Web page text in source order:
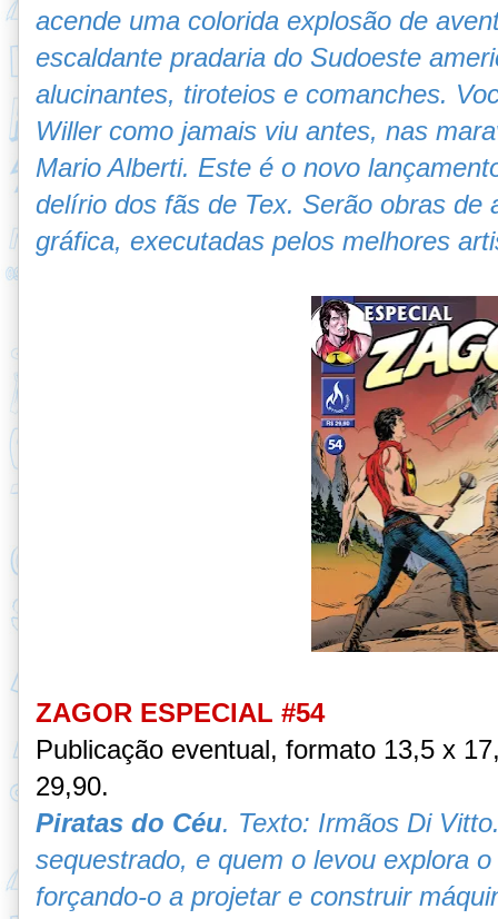
acende uma colorida explosão de
escaldante pradaria do Sudoeste
alucinantes, tiroteios e comanches.
Willer como jamais viu antes, nas
Mario Alberti. Este é o novo
delírio dos fãs de Tex. Serão obras de
gráfica, executadas pelos melhores
ZAGOR ESPECIAL #54
Publicação eventual, formato 13,5 x
29,90.
Piratas do Céu. Texto: Irmãos Di
sequestrado, e quem o levou explora
forçando-o a projetar e construir